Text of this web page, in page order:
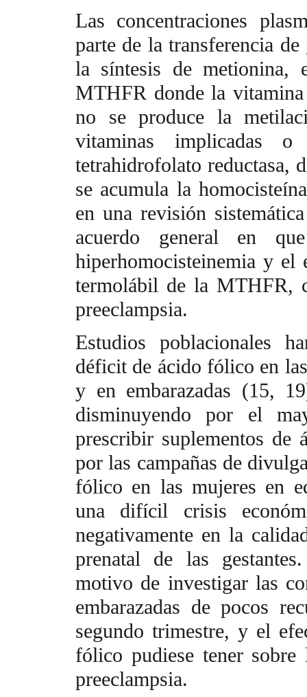
Las concentraciones
parte de la transferencia
la síntesis de metionina,
MTHFR donde la
no se produce la
vitaminas implicadas
tetrahidrofolato reductasa,
se acumula la
en una revisión
acuerdo general en
hiperhomocisteinemia y el
termolábil de la MTHFR,
preeclampsia.
Estudios poblacionales
déficit de ácido fólico en
y en embarazadas (15,
disminuyendo por el
prescribir suplementos de
por las campañas de
fólico en las mujeres en
una difícil crisis
negativamente en la
prenatal de las
motivo de investigar las
embarazadas de pocos
segundo trimestre, y el
fólico pudiese tener
preeclampsia.